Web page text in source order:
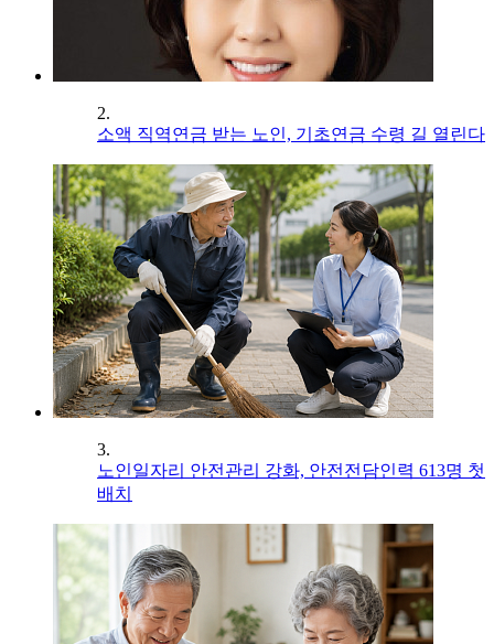
2.
소액 직역연금 받는 노인, 기초연금 수령 길 열린다
3.
노인일자리 안전관리 강화, 안전전담인력 613명 첫
배치